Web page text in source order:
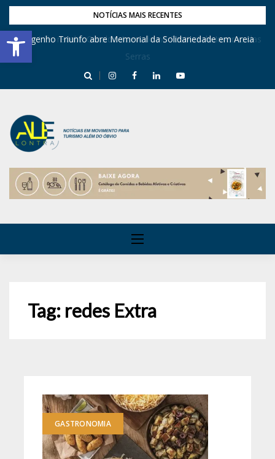
Barra de Ferramentas Aberta
NOTÍCIAS MAIS RECENTES
Dona Inês recebe Geraldo Azevedo no Festival de Inverno das
Serras
Engenho Triunfo abre Memorial da Solidariedade em Areia
Tag: redes Extra
GASTRONOMIA